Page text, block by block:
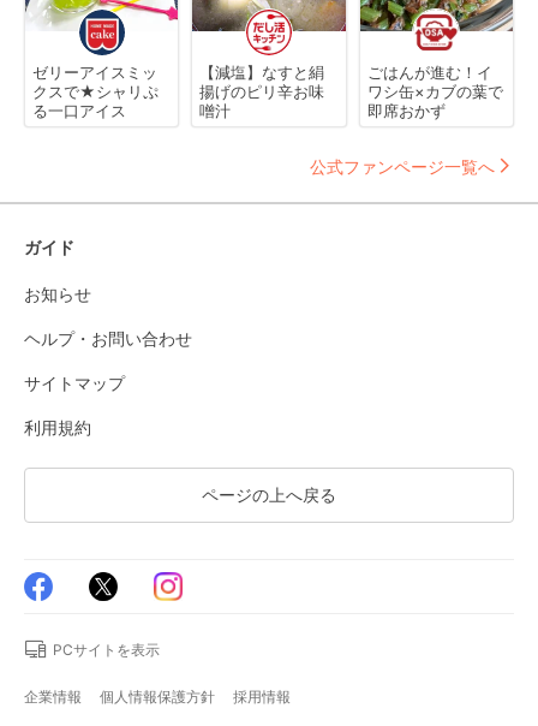
ゼリーアイスミッ
クスで★シャリぷ
る一口アイス
【減塩】なすと絹
揚げのピリ辛お味
噌汁
ごはんが進む！イ
ワシ缶×カブの葉で
即席おかず
公式ファンページ一覧へ
ガイド
お知らせ
ヘルプ・お問い合わせ
サイトマップ
利用規約
ページの上へ戻る
PCサイトを表示
企業情報 個人情報保護方針 採用情報